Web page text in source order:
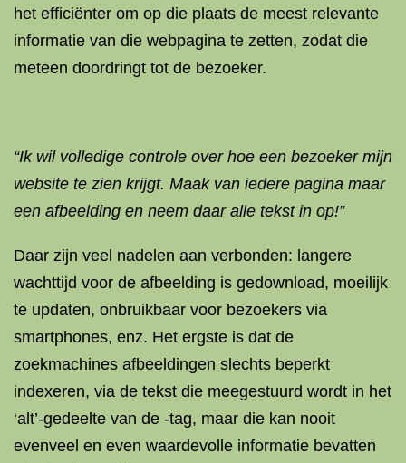
het efficiënter om op die plaats de meest relevante
informatie van die webpagina te zetten, zodat die
meteen doordringt tot de bezoeker.
“Ik wil volledige controle over hoe een bezoeker mijn
website te zien krijgt. Maak van iedere pagina maar
een afbeelding en neem daar alle tekst in op!”
Daar zijn veel nadelen aan verbonden: langere
wachttijd voor de afbeelding is gedownload, moeilijk
te updaten, onbruikbaar voor bezoekers via
smartphones, enz. Het ergste is dat de
zoekmachines afbeeldingen slechts beperkt
indexeren, via de tekst die meegestuurd wordt in het
‘alt’-gedeelte van de -tag, maar die kan nooit
evenveel en even waardevolle informatie bevatten